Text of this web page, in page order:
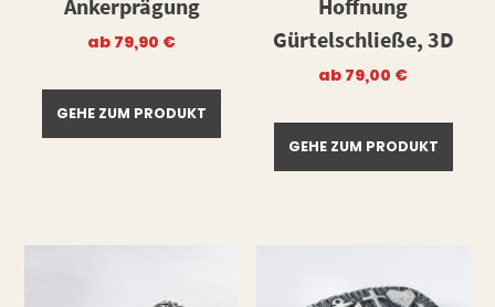
Ankerprägung
ab 79,90 €
GEHE ZUM PRODUKT
Hoffnung
Gürtelschließe, 3D
ab 79,00 €
GEHE ZUM PRODUKT